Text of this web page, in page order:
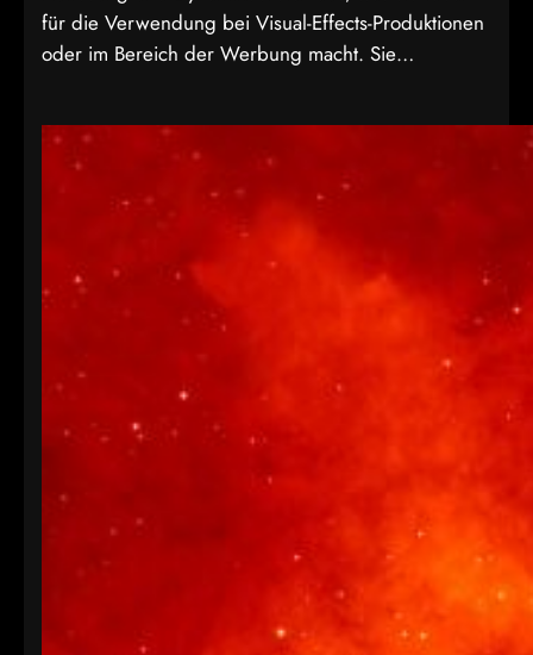
für die Verwendung bei Visual-Effects-Produktionen
oder im Bereich der Werbung macht. Sie…